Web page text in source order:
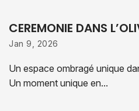
CEREMONIE DANS
Jan 9, 2026
Un espace ombragé unique
Un moment unique en...